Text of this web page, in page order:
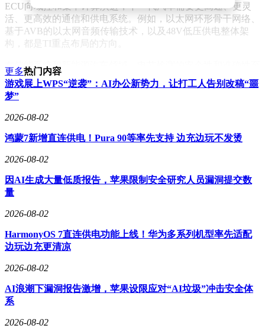
ECU向域控和集中计算演进，下一代汽车需要更高速、更灵
活、更高效的通信和供电系统。例如，以太网环形骨干网络、
基于AVB的以太网音频传输技术，以及48V低压供电整体架
构，都是TI重点布局的方向。
在储能系统和新能源汽车领域，电芯检测的安全性和准确性至
关重要。TI不仅提供了BQ79826Z-Q1这样的核心产品，还结
合温湿度传感器、压力传感器等，为客户提供更完整的电池安
全监测系统方案。针对储能系统的电芯检测，TI推出的电池监
测单元以及不同方式的激励源选择，也为客户系统集成提供了
融合问题，赵向源解释道，EIS技术能够获取电芯内部丰富的
细节信息，结合特征参数提取、机器学习、多项式拟合等算
法，可以实现更精确的电芯状态估计和故障识别。BQ79826Z-
Q1支持0.01Hz到3.5Hz的宽频率范围监测，并在宽电压和温度
范围内保持高测量精度，为BMS主控算法提供了可靠的数据
战，如电池化学特性复杂、电芯老化影响阻抗数据等。为此，
TI提供了底层驱动代码、EIS应用层参考算法、标准化数据采
在智能驾驶方向，TI推出了最新的8×8卫星雷达方案，支持扩
署。在电源架构方面，TI持续推动高功率密度、高集成度创
更多热门内容
游戏展上WPS“逆袭”：AI办公新势力，让打工人告别改稿“噩
梦”
2026-08-02
鸿蒙7新增直连供电！Pura 90等率先支持 边充边玩不发烫
2026-08-02
因AI生成大量低质报告，苹果限制安全研究人员漏洞提交数
量
2026-08-02
HarmonyOS 7直连供电功能上线！华为多系列机型率先适配
边玩边充更清凉
2026-08-02
AI浪潮下漏洞报告激增，苹果设限应对“AI垃圾”冲击安全体
系
2026-08-02